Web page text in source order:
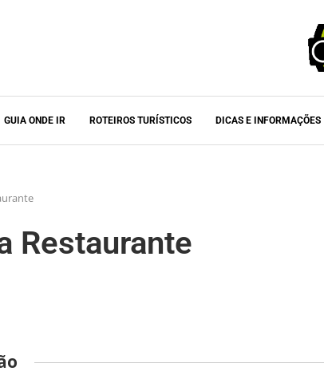
GUIA ONDE IR ROTEIROS TURÍSTICOS DICAS E INFORMAÇÕES
Restaurante